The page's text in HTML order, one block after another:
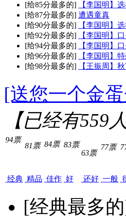
[给85分最多的]
【李国明】
[给87分最多的] 遭遇童真
[给90分最多的]
【李国明】
[给92分最多的]
【李国明】
[给94分最多的]
【李国明】
[给96分最多的]
【李国明】
[给98分最多的]
【王振周】
[送您一个金
【已经有559
94票
经典
81票
精品
84票
佳作
83票
好
63票
还好
77票
一般
[经典最多